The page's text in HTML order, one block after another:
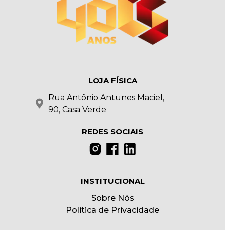
LOJA FÍSICA
Rua Antônio Antunes Maciel,
90, Casa Verde
REDES SOCIAIS
INSTITUCIONAL
Sobre Nós
Politica de Privacidade